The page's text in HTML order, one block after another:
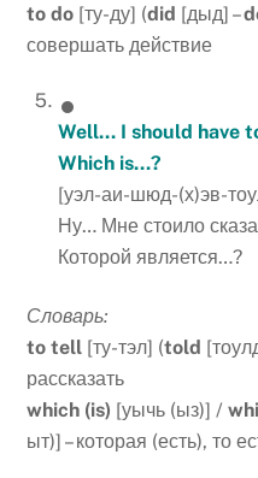
to do [ту-ду] (did [дыд] –
совершать действие
Well… I should have
Which is…?
[уэл-аи-шюд-(х)эв-
Ну… Мне стоило
Которой является…?
Словарь:
to tell [ту-тэл] (told
рассказать
which (is) [уычь (ыз)] /
ыт)] – которая (есть), то